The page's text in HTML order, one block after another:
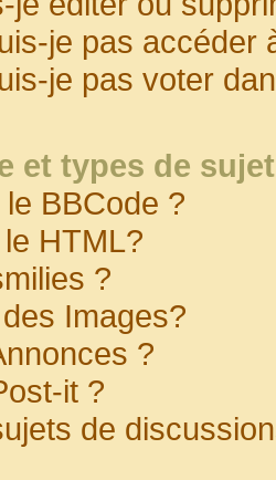
je pas accéder
je pas voter
et types de
BBCode ?
HTML?
?
Images?
?
it ?
de